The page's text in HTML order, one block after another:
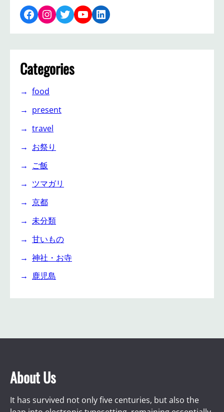
Facebook Instagram Twitter YouTube LinkedIn
Categories
food
present
travel
お祭り
ご飯
ツマガリ
京都
未分類
甘いもの
神社・お寺
鹿児島
About Us
It has survived not only five centuries, but also the